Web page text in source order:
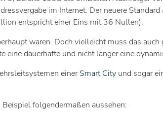
im Internet. Der neuere
entspricht einer Eins mit 36 Nullen).
waren. Doch vielleicht muss das
dauerhafte und nicht länger eine
einerSmart City und sogar
folgendermaßen aussehen: